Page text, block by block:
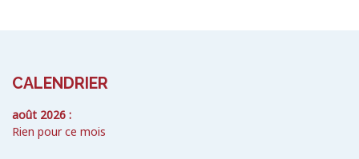
CALENDRIER
août 2026 :
Rien pour ce mois